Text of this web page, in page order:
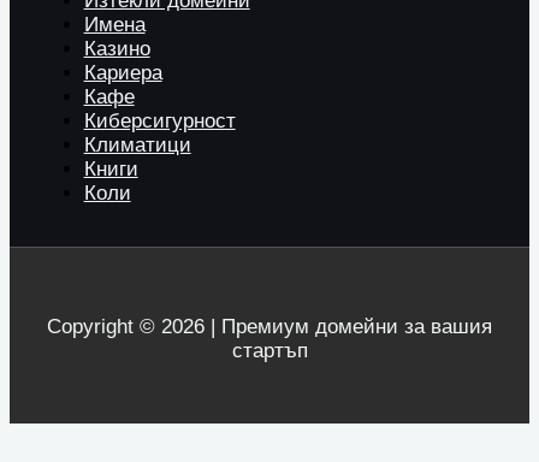
Имена
Казино
Кариера
Кафе
Киберсигурност
Климатици
Книги
Коли
Copyright © 2026 | Премиум домейни за вашия
стартъп